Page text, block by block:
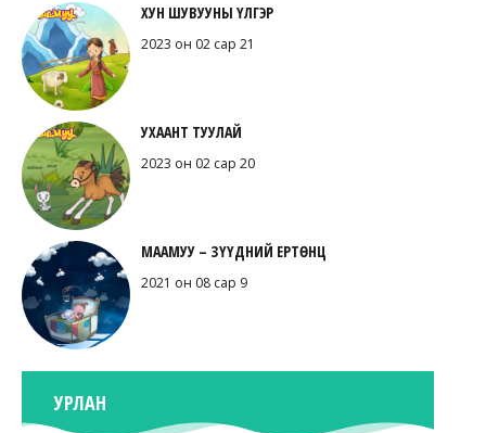
ХУН ШУВУУНЫ ҮЛГЭР
2023 он 02 сар 21
УХААНТ ТУУЛАЙ
2023 он 02 сар 20
МААМУУ – ЗҮҮДНИЙ ЕРТӨНЦ
2021 он 08 сар 9
УРЛАН